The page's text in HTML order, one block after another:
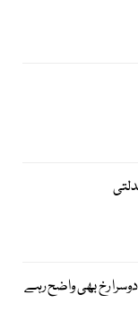
رخ بھی واضح رہے